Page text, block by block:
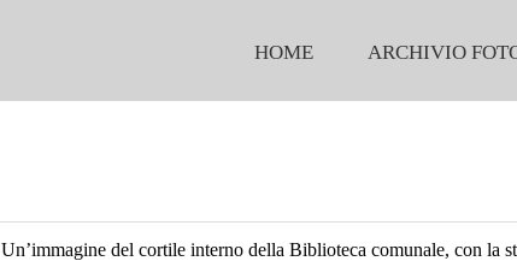
HOME ARCHIVIO
Un’immagine del cortile interno della Biblioteca comunale, con la